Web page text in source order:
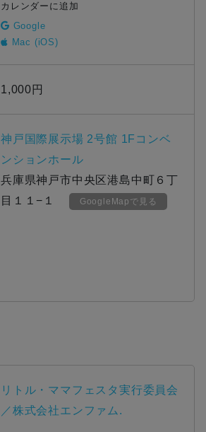
カレンダーに追加
Google
Mac (iOS)
1,000円
神戸国際展示場 2号館 1Fコンベ
ンションホール
兵庫県神戸市中央区港島中町６丁
目１１−１
GoogleMapで見る
リトル・ママフェスタ実行委員会
／株式会社エンファム.